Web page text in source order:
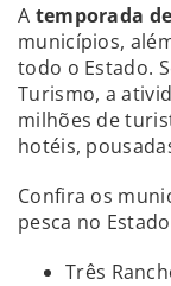
A temporada
municípios,
todo o Estado.
Turismo, a
milhões de
hotéis,
Confira os
pesca no
Três